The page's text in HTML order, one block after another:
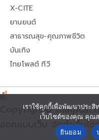
X-CITE
ยานยนต์
สาธารณสุข-คุณภาพชีวิต
บันเทิง
ไทยโพสต์ ทีวี
Copyright©
ออกแบบเว็บ จัดทำเว็บไ
เราใช้คุกกี้เพื่อพัฒนาประ
เว็บไซต์ของคุณ คุณ
ยินยอม